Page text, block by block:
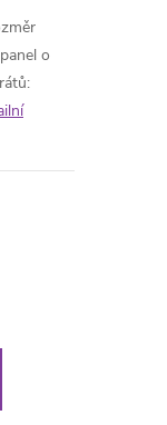
o